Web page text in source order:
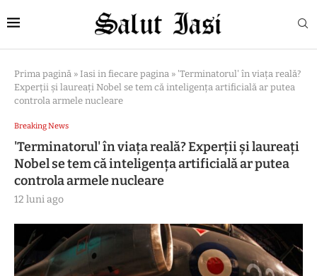
Prima pagină » Iasi in fiecare pagina » 'Terminatorul' în viața reală?
Experții și laureați Nobel se tem că inteligența artificială ar putea
controla armele nucleare
Breaking News
'Terminatorul' în viața reală? Experții și laureați
Nobel se tem că inteligența artificială ar putea
controla armele nucleare
12 luni ago